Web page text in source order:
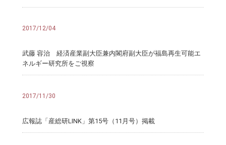
2017/12/04
武藤 容治 経済産業副大臣兼内閣府副大臣が福島再生可能エ
ネルギー研究所をご視察
2017/11/30
広報誌「産総研LINK」第15号（11月号）掲載